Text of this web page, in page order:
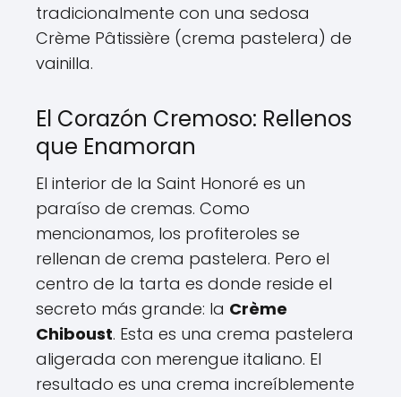
tradicionalmente con una sedosa
Crème Pâtissière (crema pastelera) de
vainilla.
El Corazón Cremoso: Rellenos
que Enamoran
El interior de la Saint Honoré es un
paraíso de cremas. Como
mencionamos, los profiteroles se
rellenan de crema pastelera. Pero el
centro de la tarta es donde reside el
secreto más grande: la Crème
Chiboust. Esta es una crema pastelera
aligerada con merengue italiano. El
resultado es una crema increíblemente